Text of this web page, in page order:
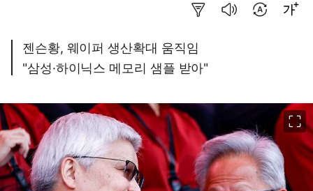
젠슨황, 웨이퍼 생산확대 움직임
"삼성·하이닉스 메모리 샘플 받아"